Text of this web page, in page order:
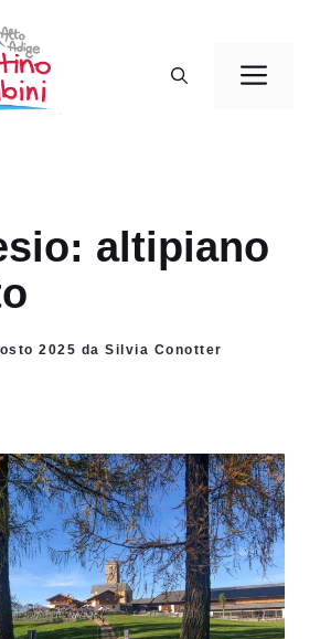
altipiano
2025 da Silvia Conotter